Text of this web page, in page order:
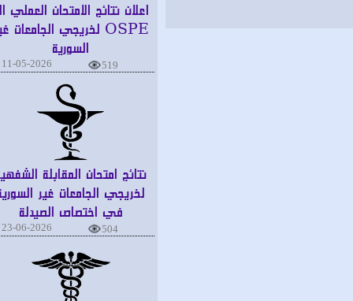
اعلان نتائج الامتحان العملي الـ
OSPE لخريجي الجامعات غير
السورية
11-05-2026
نتائج امتحان المقابلة الشفهية
لخريجي الجامعات غير السورية
في اختصاص الصيدلة
23-06-2026 504